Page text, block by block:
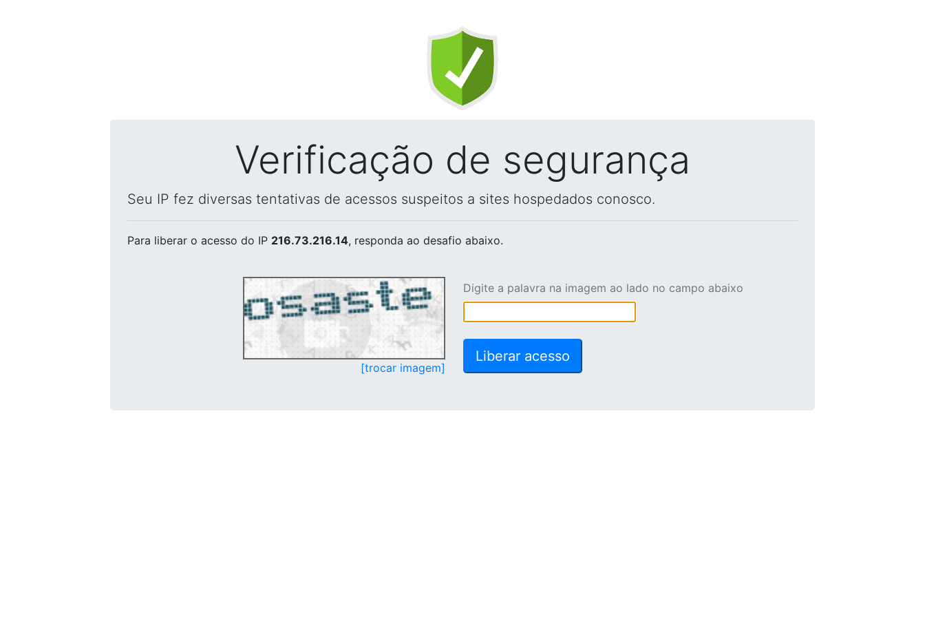
Verificação de segurança
Seu IP fez diversas tentativas de acessos suspeitos a sites hospedados conosco.
Para liberar o acesso do IP 216.73.216.14, responda ao desafio abaixo.
[trocar imagem]
Digite a palavra na imagem ao lado no campo abaixo